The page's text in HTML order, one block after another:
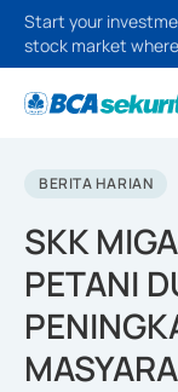
Start your
stock market
BERITA HARIAN
SKK
PETANI